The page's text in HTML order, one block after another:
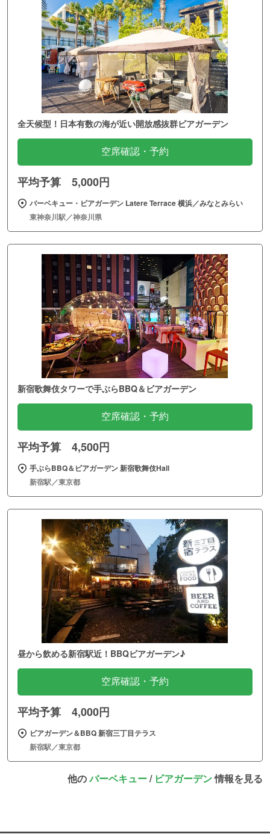
全天候型！日本有数の海が近い開放感抜群ビアガーデン
空席確認・予約
平均予算 5,000円
バーベキュー・ビアガーデン Latere Terrace 横浜／みなとみらい
東神奈川駅／神奈川県
新宿歌舞伎タワーで手ぶらBBQ＆ビアガーデン
空席確認・予約
平均予算 4,500円
手ぶらBBQ＆ビアガーデン 新宿歌舞伎Hall
新宿駅／東京都
昼から飲める新宿駅近！BBQビアガーデン♪
空席確認・予約
平均予算 4,000円
ビアガーデン＆BBQ 新宿三丁目テラス
新宿駅／東京都
他のバーベキュー/ ビアガーデン情報を見る